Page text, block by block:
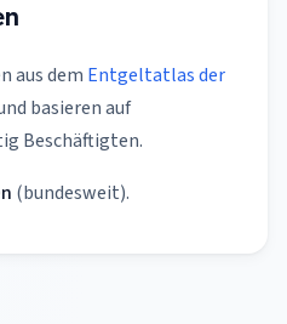
aus dem Entgeltatlas der
basieren auf
Beschäftigten.
(bundesweit).